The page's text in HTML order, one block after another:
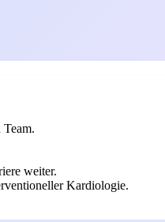
weiter.
Kardiologie.